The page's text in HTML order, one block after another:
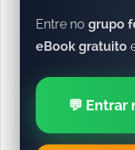
Entre no grupo
eBook gratuito
💬 Entrar